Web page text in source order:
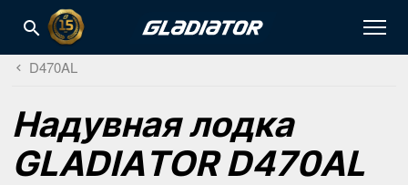
D470AL
Надувная лодка
GLADIATOR D470AL